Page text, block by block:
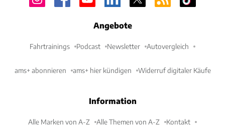
Angebote
Fahrtrainings Podcast Newsletter Autovergleich
ams+ abonnieren ams+ hier kündigen Widerruf digitaler Käufe
Information
Alle Marken von A-Z Alle Themen von A-Z Kontakt